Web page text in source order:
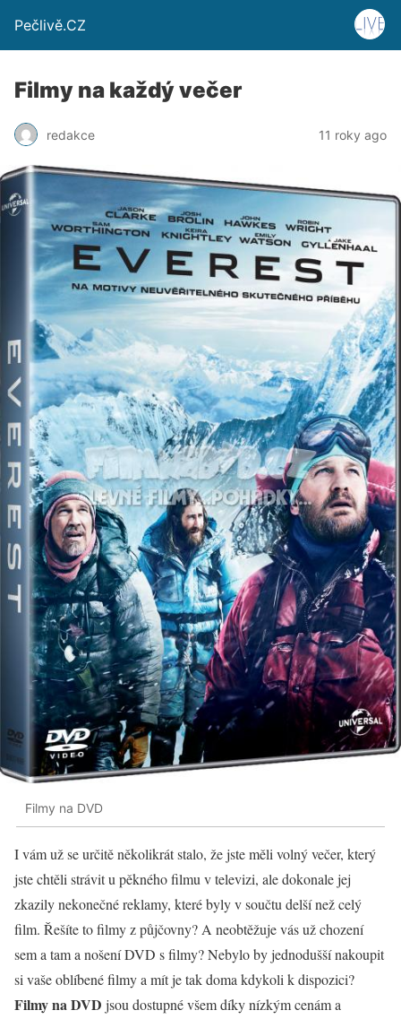
Pečlivě.CZ
Filmy na každý večer
redakce 11 roky ago
Filmy na DVD
I vám už se určitě několikrát stalo, že jste měli volný večer, který
jste chtěli strávit u pěkného filmu v televizi, ale dokonale jej
zkazily nekonečné reklamy, které byly v součtu delší než celý
film. Řešíte to filmy z půjčovny? A neobtěžuje vás už chození
sem a tam a nošení DVD s filmy? Nebylo by jednodušší nakoupit
si vaše oblíbené filmy a mít je tak doma kdykoli k dispozici?
Filmy na DVD jsou dostupné všem díky nízkým cenám a